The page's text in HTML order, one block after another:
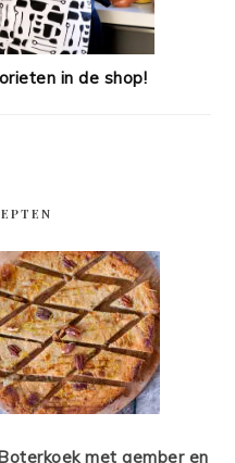
in de shop!
met gember en